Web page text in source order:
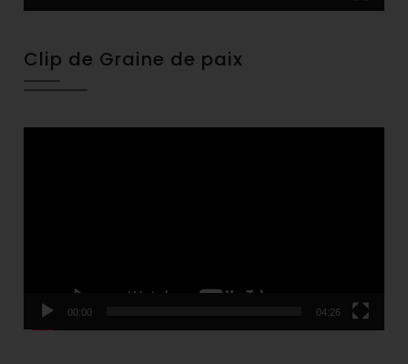
Clip de Graine de paix
00:00 04:26